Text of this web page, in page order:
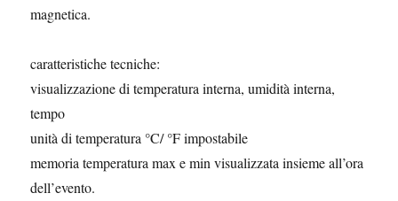
magnetica.
caratteristiche tecniche:
visualizzazione di temperatura interna, umidità interna,
tempo
unità di temperatura °C/ °F impostabile
memoria temperatura max e min visualizzata insieme all’ora
dell’evento.